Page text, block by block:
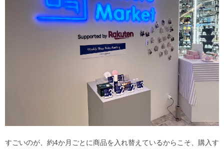
すごいのが、約4か月ごとに商品を入れ替えているからこそ、購入す